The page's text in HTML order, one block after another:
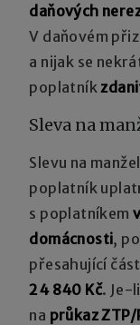
daňových
V daňovém
a nijak se
poplatník
Sleva na
Slevu na
poplatník
s poplatníkem
domácnosti,
přesahující
24 840 Kč. Je-
na průkaz ZTP/